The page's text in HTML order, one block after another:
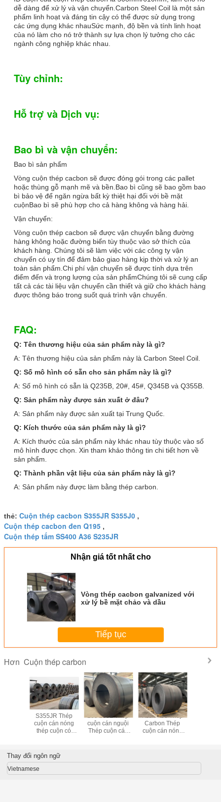
dễ dàng để xử lý và vận chuyển.Carbon Steel Coil là một sản
phẩm linh hoạt và đáng tin cậy có thể được sử dụng trong
các ứng dụng khác nhauSức mạnh, độ bền và tính linh hoạt
của nó làm cho nó trở thành sự lựa chọn lý tưởng cho các
ngành công nghiệp khác nhau.
Tùy chỉnh:
Hỗ trợ và Dịch vụ:
Bao bì và vận chuyển:
Bao bì sản phẩm
Vòng cuộn thép cacbon sẽ được đóng gói trong các pallet
hoặc thùng gỗ mạnh mẽ và bền.Bao bì cũng sẽ bao gồm bao
bì bảo vệ để ngăn ngừa bất kỳ thiệt hại đối với bề mặt
cuộnBao bì sẽ phù hợp cho cả hàng không và hàng hải.
Vận chuyển:
Vòng cuộn thép cacbon sẽ được vận chuyển bằng đường
hàng không hoặc đường biển tùy thuộc vào sở thích của
khách hàng. Chúng tôi sẽ làm việc với các công ty vận
chuyển có uy tín để đảm bảo giao hàng kịp thời và xử lý an
toàn sản phẩm.Chi phí vận chuyển sẽ được tính dựa trên
điểm đến và trọng lượng của sản phẩmChúng tôi sẽ cung cấp
tất cả các tài liệu vận chuyển cần thiết và giữ cho khách hàng
được thông báo trong suốt quá trình vận chuyển.
FAQ:
Q: Tên thương hiệu của sản phẩm này là gì?
A: Tên thương hiệu của sản phẩm này là Carbon Steel Coil.
Q: Số mô hình có sẵn cho sản phẩm này là gì?
A: Số mô hình có sẵn là Q235B, 20#, 45#, Q345B và Q355B.
Q: Sản phẩm này được sản xuất ở đâu?
A: Sản phẩm này được sản xuất tại Trung Quốc.
Q: Kích thước của sản phẩm này là gì?
A: Kích thước của sản phẩm này khác nhau tùy thuộc vào số
mô hình được chọn. Xin tham khảo thông tin chi tiết hơn về
sản phẩm.
Q: Thành phần vật liệu của sản phẩm này là gì?
A: Sản phẩm này được làm bằng thép carbon.
thẻ: Cuộn thép cacbon S355JR S355J0 ,
Cuộn thép cacbon đen Q195 ,
Cuộn thép tấm SS400 A36 S235JR
Nhận giá tốt nhất cho
Vòng thép cacbon galvanized với
xử lý bề mặt chảo và dầu
Tiếp tục
Hơn Cuộn thép carbon
S355JR Thép
cuộn cán nóng
thép cuộn có
235 235B Thép
cuộn cán nguội
Thép cuộn cán
Astm A36 Thép
Carbon Thép
cuộn cán nóng
Thay đổi ngôn ngữ
Vietnamese